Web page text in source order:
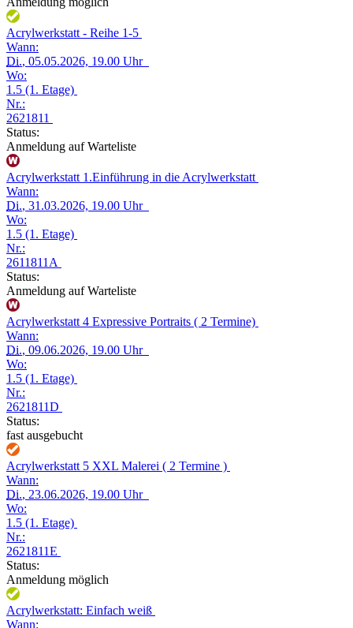
Acrylwerkstatt - Reihe 1-5
Wann:
Di., 05.05.2026, 19.00 Uhr
Wo:
1.5 (1. Etage)
Nr.:
2621811
Status:
Anmeldung auf Warteliste
Acrylwerkstatt 1.Einführung in die Acrylwerkstatt
Wann:
Di., 31.03.2026, 19.00 Uhr
Wo:
1.5 (1. Etage)
Nr.:
2611811A
Status:
Anmeldung auf Warteliste
Acrylwerkstatt 4 Expressive Portraits ( 2 Termine)
Wann:
Di., 09.06.2026, 19.00 Uhr
Wo:
1.5 (1. Etage)
Nr.:
2621811D
Status:
fast ausgebucht
Acrylwerkstatt 5 XXL Malerei ( 2 Termine )
Wann:
Di., 23.06.2026, 19.00 Uhr
Wo:
1.5 (1. Etage)
Nr.:
2621811E
Status:
Anmeldung möglich
Acrylwerkstatt: Einfach weiß
Wann: